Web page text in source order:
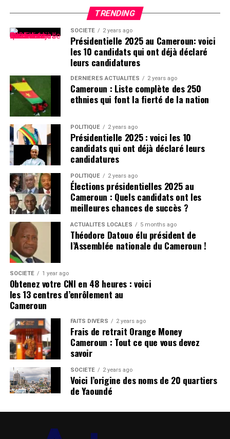
TRENDING
SOCIÉTÉ 2 years ago
Présidentielle 2025 au Cameroun: voici
les 10 candidats qui ont déjà déclaré
leurs candidatures
DERNIÈRES ACTUALITÉS 2 years ago
Cameroun : Liste complète des 250
ethnies qui font la fierté de la nation
POLITIQUE 2 years ago
Présidentielle 2025 : voici les 10
candidats qui ont déjà déclaré leurs
candidatures
POLITIQUE 2 years ago
Élections présidentielles 2025 au
Cameroun : Quels candidats ont les
meilleures chances de succès ?
ACTUALITÉS LOCALES 5 months ago
Théodore Datouo élu président de
l’Assemblée nationale du Cameroun !
SOCIÉTÉ 1 year ago
Obtenez votre CNI en 48 heures : voici
les 13 centres d’enrôlement au
Cameroun
FAITS DIVERS 2 years ago
Frais de retrait Orange Money
Cameroun : Tout ce que vous devez
savoir
SOCIÉTÉ 2 years ago
Voici l’origine des noms de 20 quartiers
de Yaoundé